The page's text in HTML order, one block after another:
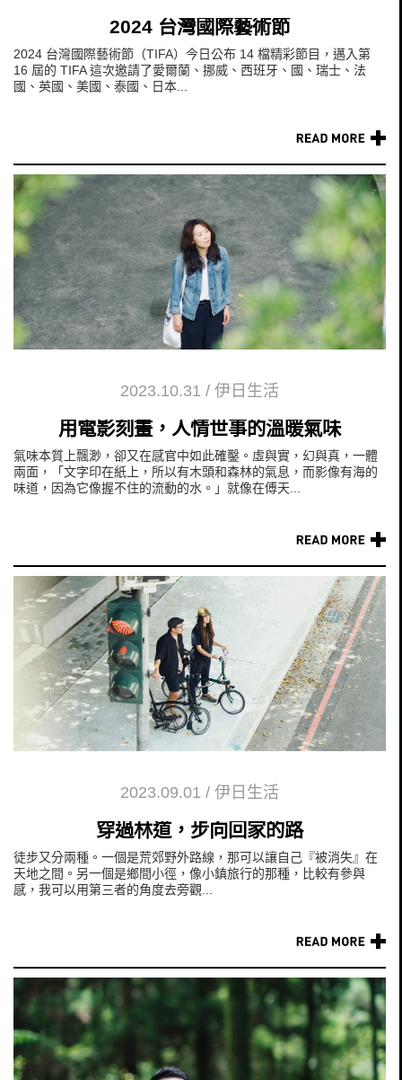
2024 台灣國際藝術節
2024 台灣國際藝術節（TIFA）今日公布 14 檔精彩節目，邁入第
16 屆的 TIFA 這次邀請了愛爾蘭、挪威、西班牙、國、瑞士、法
國、英國、美國、泰國、日本...
2023.10.31 / 伊日生活
用電影刻畫，人情世事的溫暖氣味
氣味本質上飄渺，卻又在感官中如此確鑿。虛與實，幻與真，一體
兩面，「文字印在紙上，所以有木頭和森林的氣息，而影像有海的
味道，因為它像握不住的流動的水。」就像在傅天...
2023.09.01 / 伊日生活
穿過林道，步向回家的路
徒步又分兩種。一個是荒郊野外路線，那可以讓自己『被消失』在
天地之間。另一個是鄉間小徑，像小鎮旅行的那種，比較有參與
感，我可以用第三者的角度去旁觀...